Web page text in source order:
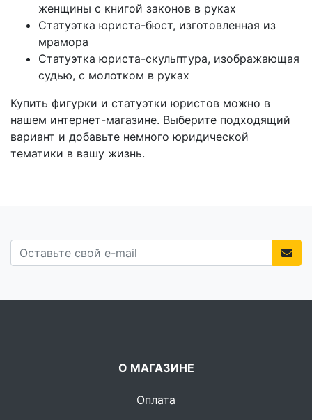
женщины с книгой законов в руках
Статуэтка юриста-бюст, изготовленная из
мрамора
Статуэтка юриста-скульптура, изображающая
судью, с молотком в руках
Купить фигурки и статуэтки юристов можно в
нашем интернет-магазине. Выберите подходящий
вариант и добавьте немного юридической
тематики в вашу жизнь.
О МАГАЗИНЕ
Оплата